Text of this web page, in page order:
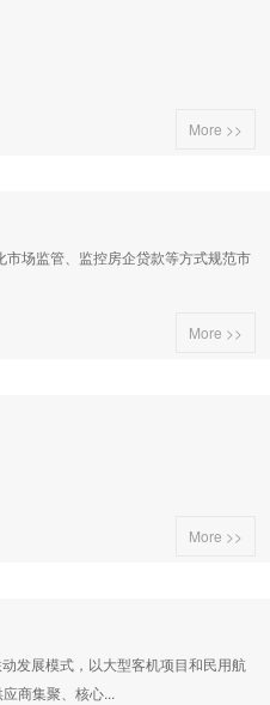
More >>
场监管、监控房企贷款等方式规范市
More >>
More >>
发展模式，以大型客机项目和民用航
商集聚、核心...